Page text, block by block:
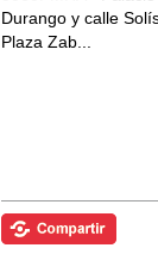
Durango y calle
Plaza Zab...